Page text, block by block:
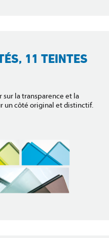
11 TEINTES
la transparence et la
un côté original et distinctif.